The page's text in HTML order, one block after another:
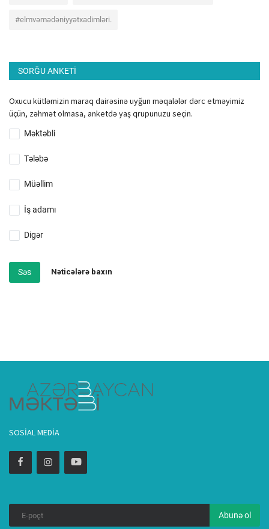
#elmvəmədəniyyətxadimləri.
SORĞU ANKETI
Oxucu kütləmizin maraq dairəsinə uyğun məqalələr dərc etməyimiz
üçün, zəhmət olmasa, anketdə yaş qrupunuzu seçin.
Məktəbli
Tələbə
Müəllim
İş adamı
Digər
Səs Nəticələrə baxın
SOSIAL MEDIA
Abunə ol